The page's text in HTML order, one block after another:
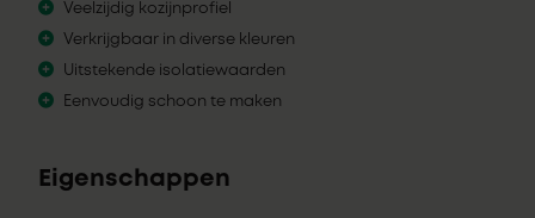
Veelzijdig kozijnprofiel
Verkrijgbaar in diverse kleuren
Uitstekende isolatiewaarden
Eenvoudig schoon te maken
Eigenschappen